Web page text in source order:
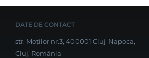
DATE DE CONTACT
str. Moților nr.3, 400001 Cluj-Napoca,
Cluj, România